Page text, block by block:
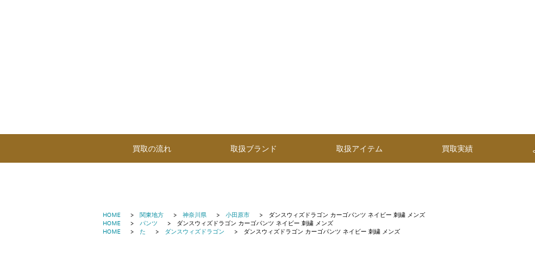
買取の流れ 取扱ブランド 取扱アイテム 買取実績
HOME 関東地方 神奈川県 小田原市
ダンスウィズドラゴン カーゴパンツ ネイビー 刺繍 メンズ
HOME
パンツ
ダンスウィズドラゴン カーゴパンツ ネイビー 刺繍 メンズ
HOME
た ダンスウィズドラゴン ダンスウィズドラゴン カーゴパンツ ネイビー 刺繍 メンズ